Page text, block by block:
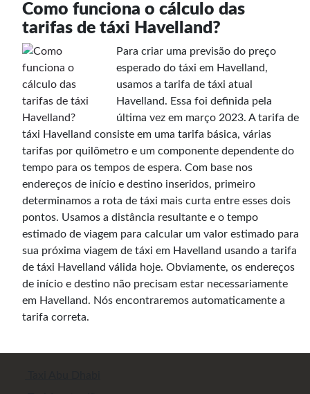
Como funciona o cálculo das
tarifas de táxi Havelland?
Para criar uma previsão do preço
esperado do táxi em Havelland,
usamos a tarifa de táxi atual
Havelland. Essa foi definida pela
última vez em março 2023. A tarifa de
táxi Havelland consiste em uma tarifa básica, várias
tarifas por quilômetro e um componente dependente do
tempo para os tempos de espera. Com base nos
endereços de início e destino inseridos, primeiro
determinamos a rota de táxi mais curta entre esses dois
pontos. Usamos a distância resultante e o tempo
estimado de viagem para calcular um valor estimado para
sua próxima viagem de táxi em Havelland usando a tarifa
de táxi Havelland válida hoje. Obviamente, os endereços
de início e destino não precisam estar necessariamente
em Havelland. Nós encontraremos automaticamente a
tarifa correta.